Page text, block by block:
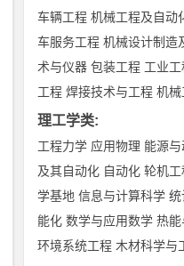
车辆工程 机械工程及自动
车服务工程 机械设计制造
术与仪器 包装工程 工业工
工程 焊接技术与工程 机
理工学类:
工程力学 应用物理 能源
及其自动化 自动化 轮机工
学基地 信息与计算科学 统
能化 数学与应用数学 热
环境系统工程 木材科学与